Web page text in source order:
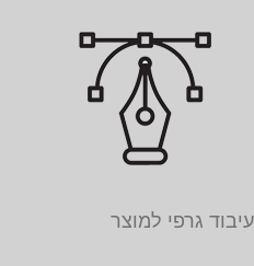
עיבוד גרפי למוצר